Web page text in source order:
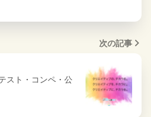
次の記事
スト・コンペ・公